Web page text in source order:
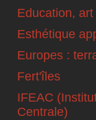
Education,
Esthétique
Europes :
Fert'îles
IFEAC
Centrale)